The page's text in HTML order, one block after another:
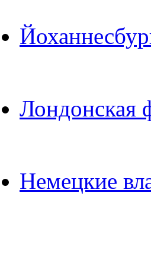
Лондонская
Немецкие